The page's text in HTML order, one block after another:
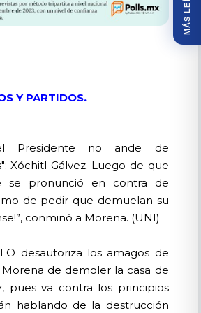
Y PARTIDOS.
Presidente no ande de
Xóchitl Gálvez. Luego de que
se pronunció en contra de
de pedir que demuelan su
conminó a Morena. (UNI)
desautoriza los amagos de
Morena de demoler la casa de
pues va contra los principios
hablando de la destrucción